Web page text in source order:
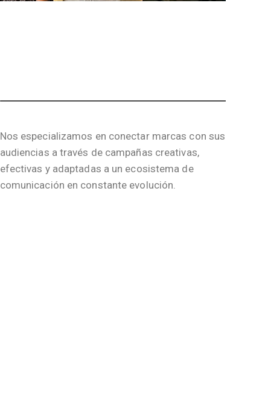
Nos especializamos en conectar marcas con sus
audiencias a través de campañas creativas,
efectivas y adaptadas a un ecosistema de
comunicación en constante evolución.